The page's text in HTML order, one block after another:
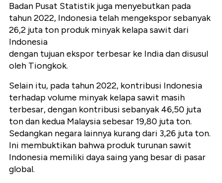
Badan Pusat Statistik juga menyebutkan pada
tahun 2022, Indonesia telah mengekspor sebanyak
26,2 juta ton produk minyak kelapa sawit dari
Indonesia
dengan tujuan ekspor terbesar ke India dan disusul
oleh Tiongkok.
Selain itu, pada tahun 2022, kontribusi Indonesia
terhadap volume minyak kelapa sawit masih
terbesar, dengan kontribusi sebanyak 46,50 juta
ton dan kedua Malaysia sebesar 19,80 juta ton.
Sedangkan negara lainnya kurang dari 3,26 juta ton.
Ini membuktikan bahwa produk turunan sawit
Indonesia memiliki daya saing yang besar di pasar
global.